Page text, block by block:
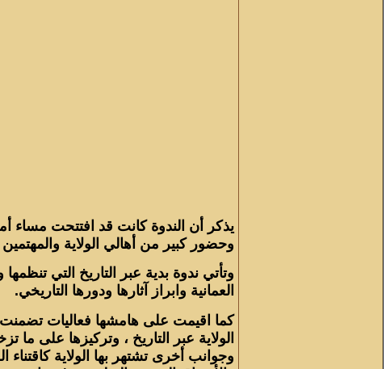
يذكر أن الندوة كانت قد افتتحت
وحضور كبير من أهالي الولاية
وتأتي ندوة بدية عبر التاريخ التي
العمانية وابراز آثارها ودورها التاريخي.
كما اقيمت على هامشها فعاليات
الولاية عبر التاريخ ، وتركيزها على ما
وجوانب أخرى تشتهر بها الولاية